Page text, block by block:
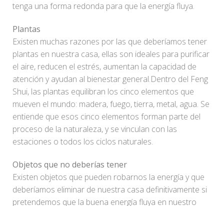
tenga una forma redonda para que la energía fluya.
Plantas
Existen muchas razones por las que deberíamos tener
plantas en nuestra casa, ellas son ideales para purificar
el aire, reducen el estrés, aumentan la capacidad de
atención y ayudan al bienestar general.Dentro del Feng
Shui, las plantas equilibran los cinco elementos que
mueven el mundo: madera, fuego, tierra, metal, agua. Se
entiende que esos cinco elementos forman parte del
proceso de la naturaleza, y se vinculan con las
estaciones o todos los ciclos naturales.
Objetos que no deberías tener
Existen objetos que pueden robarnos la energía y que
deberíamos eliminar de nuestra casa definitivamente si
pretendemos que la buena energía fluya en nuestro